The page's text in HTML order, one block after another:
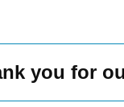
you for